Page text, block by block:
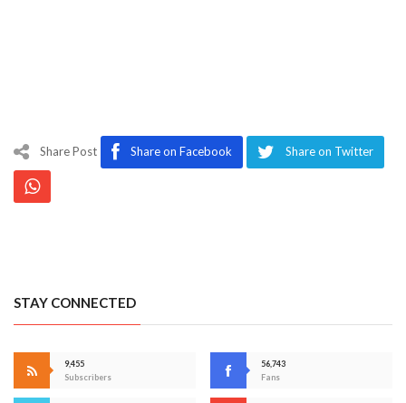
Share Post Share on Facebook Share on Twitter
STAY CONNECTED
9,455
Subscribers
56,743
Fans